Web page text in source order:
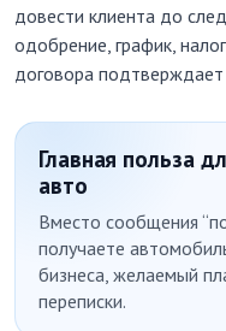
довести клиента до
одобрение, график,
договора
Главная польза
авто
Вместо сообщения
получаете
бизнеса, желаемый
переписки.